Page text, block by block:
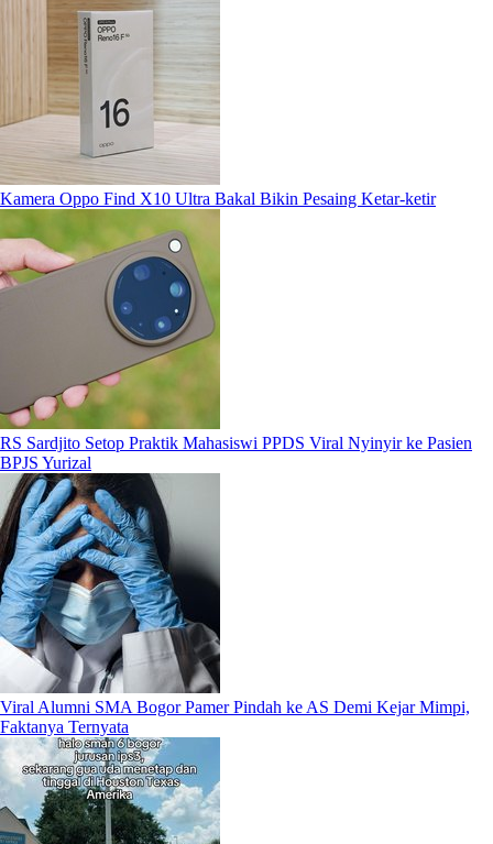
Kamera Oppo Find X10 Ultra Bakal Bikin Pesaing Ketar-ketir
RS Sardjito Setop Praktik Mahasiswi PPDS Viral Nyinyir ke Pasien
BPJS Yurizal
Viral Alumni SMA Bogor Pamer Pindah ke AS Demi Kejar Mimpi,
Faktanya Ternyata